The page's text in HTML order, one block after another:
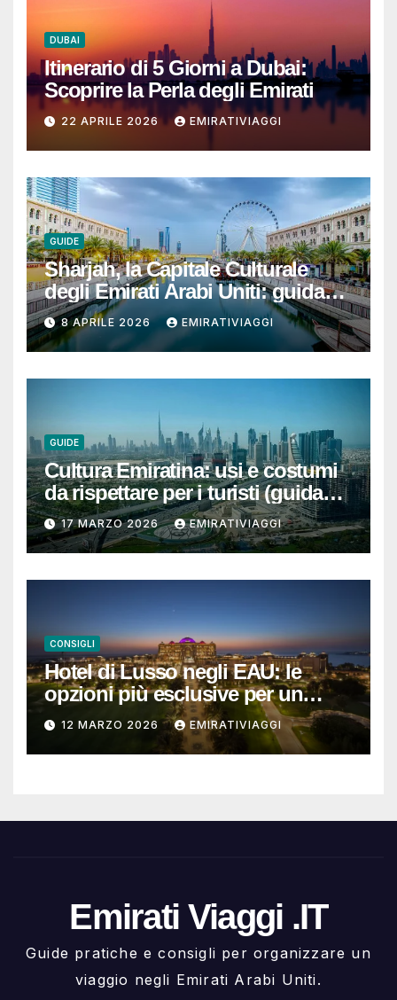
DUBAI
Itinerario di 5 Giorni a Dubai:
Scoprire la Perla degli Emirati
22 APRILE 2026 EMIRATIVIAGGI
GUIDE
Sharjah, la Capitale Culturale
degli Emirati Arabi Uniti: guida
per un viaggio autentico, ben
organizzato e senza sorprese
8 APRILE 2026 EMIRATIVIAGGI
GUIDE
Cultura Emiratina: usi e costumi
da rispettare per i turisti (guida
completa e pratica)
17 MARZO 2026 EMIRATIVIAGGI
CONSIGLI
Hotel di Lusso negli EAU: le
opzioni più esclusive per un
soggiorno da ricordare
12 MARZO 2026 EMIRATIVIAGGI
Emirati Viaggi .IT
Guide pratiche e consigli per organizzare un
viaggio negli Emirati Arabi Uniti.